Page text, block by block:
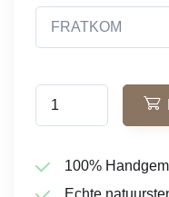
100%
Echte